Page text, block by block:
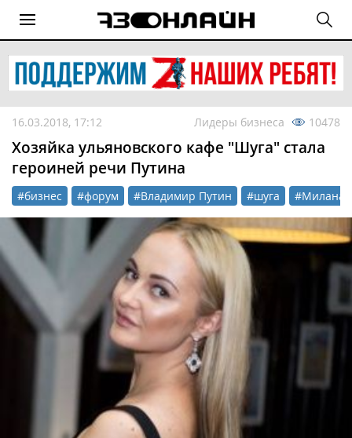
16.03.2018, 17:12 Лидеры бизнеса 10478
Хозяйка ульяновского кафе "Шуга" стала
героиней речи Путина
#бизнес #форум #Владимир Путин #шуга #Милана